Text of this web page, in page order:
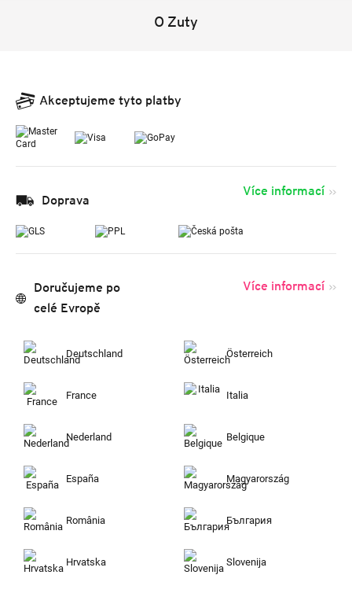
O Zuty
Akceptujeme tyto platby
Doprava
Více informací
Doručujeme po
celé Evropě
Více informací
Deutschland Österreich
France Italia
Nederland Belgique
España Magyarország
România България
Hrvatska Slovenija